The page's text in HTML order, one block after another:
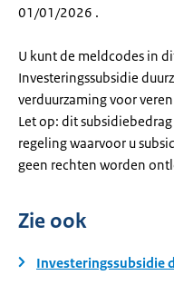
01/01/2026 .
U kunt de meldcodes in
Investeringssubsidie
verduurzaming voor
Let op: dit
regeling waarvoor u
geen rechten worden
Zie ook
Investeringssubsidie